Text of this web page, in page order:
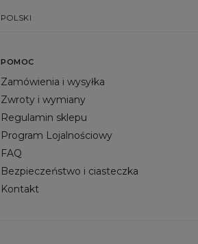
POLSKI
POMOC
Zamówienia i wysyłka
Zwroty i wymiany
Regulamin sklepu
Program Lojalnościowy
FAQ
Bezpieczeństwo i ciasteczka
Kontakt